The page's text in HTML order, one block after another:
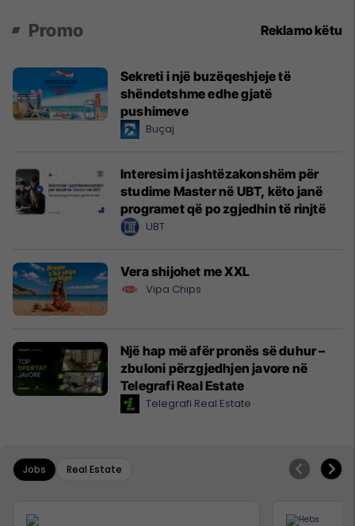
Promo Reklamo këtu
Sekreti i një buzëqeshjeje të
shëndetshme edhe gjatë
pushimeve
Buçaj
Interesim i jashtëzakonshëm për
studime Master në UBT, këto janë
programet që po zgjedhin të rinjtë
UBT
Vera shijohet me XXL
Vipa Chips
Një hap më afër pronës së duhur –
zbuloni përzgjedhjen javore në
Telegrafi Real Estate
Telegrafi Real Estate
Jobs Real Estate